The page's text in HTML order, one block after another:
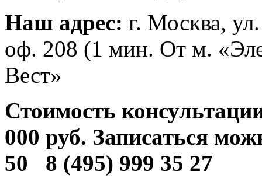
Наш адрес: г. Москва,
оф. 208 (1 мин. От м.
Вест»
Стоимость
000 руб. Записаться
50 8 (495) 999 35 27